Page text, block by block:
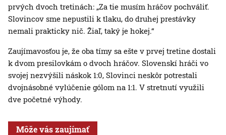
prvých dvoch tretinách: „Za tie musím hráčov pochváliť.
Slovincov sme nepustili k tlaku, do druhej prestávky
nemali prakticky nič. Žiaľ, taký je hokej.“
Zaujímavosťou je, že oba tímy sa ešte v prvej tretine dostali
k dvom presilovkám o dvoch hráčov. Slovenskí hráči vo
svojej nezvýšili náskok 1:0, Slovinci neskôr potrestali
dvojnásobné vylúčenie gólom na 1:1. V stretnutí využili
dve početné výhody.
Môže vás zaujímať